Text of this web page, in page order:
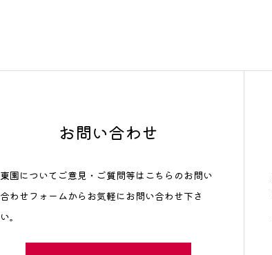
お問い合わせ
東園についてご意見・ご質問等はこちらのお問い
合わせフォームからお気軽にお問い合わせ下さ
い。